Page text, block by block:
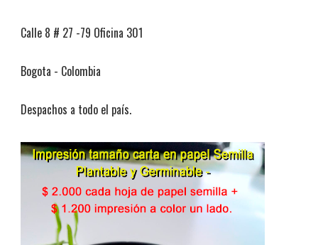
Calle 8 # 27 -79 Oficina 301
Bogota - Colombia
Despachos a todo el país.